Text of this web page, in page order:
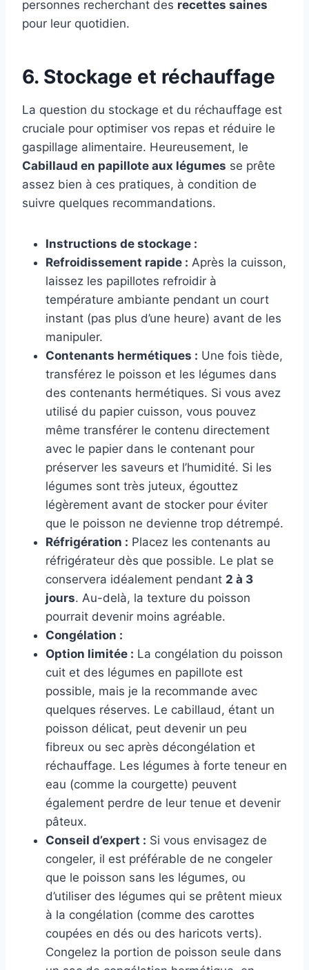
personnes recherchant des recettes saines
pour leur quotidien.
6. Stockage et réchauffage
La question du stockage et du réchauffage est
cruciale pour optimiser vos repas et réduire le
gaspillage alimentaire. Heureusement, le
Cabillaud en papillote aux légumes se prête
assez bien à ces pratiques, à condition de
suivre quelques recommandations.
Instructions de stockage :
Refroidissement rapide : Après la cuisson,
laissez les papillotes refroidir à
température ambiante pendant un court
instant (pas plus d’une heure) avant de les
manipuler.
Contenants hermétiques : Une fois tiède,
transférez le poisson et les légumes dans
des contenants hermétiques. Si vous avez
utilisé du papier cuisson, vous pouvez
même transférer le contenu directement
avec le papier dans le contenant pour
préserver les saveurs et l’humidité. Si les
légumes sont très juteux, égouttez
légèrement avant de stocker pour éviter
que le poisson ne devienne trop détrempé.
Réfrigération : Placez les contenants au
réfrigérateur dès que possible. Le plat se
conservera idéalement pendant 2 à 3
jours. Au-delà, la texture du poisson
pourrait devenir moins agréable.
Congélation :
Option limitée : La congélation du poisson
cuit et des légumes en papillote est
possible, mais je la recommande avec
quelques réserves. Le cabillaud, étant un
poisson délicat, peut devenir un peu
fibreux ou sec après décongélation et
réchauffage. Les légumes à forte teneur en
eau (comme la courgette) peuvent
également perdre de leur tenue et devenir
pâteux.
Conseil d’expert : Si vous envisagez de
congeler, il est préférable de ne congeler
que le poisson sans les légumes, ou
d’utiliser des légumes qui se prêtent mieux
à la congélation (comme des carottes
coupées en dés ou des haricots verts).
Congelez la portion de poisson seule dans